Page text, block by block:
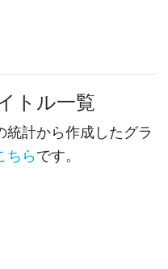
トル一覧
統計から作成したグラ
ちらです。